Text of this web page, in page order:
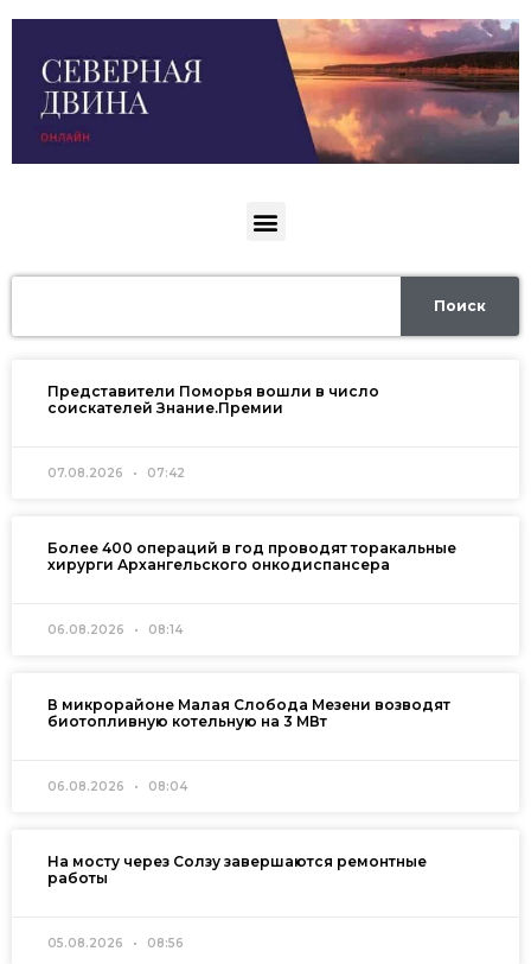
Поиск
Представители Поморья вошли в число
соискателей Знание.Премии
07.08.2026 07:42
Более 400 операций в год проводят торакальные
хирурги Архангельского онкодиспансера
06.08.2026 08:14
В микрорайоне Малая Слобода Мезени возводят
биотопливную котельную на 3 МВт
06.08.2026 08:04
На мосту через Солзу завершаются ремонтные
работы
05.08.2026 08:56